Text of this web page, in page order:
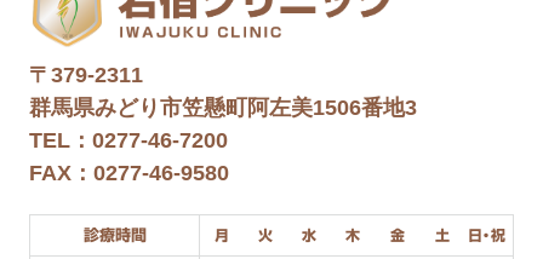
〒379-2311
群馬県みどり市笠懸町阿左美1506番地3
TEL：0277-46-7200
FAX：0277-46-9580
診療時間 月 火 水 木 金 土 日・祝